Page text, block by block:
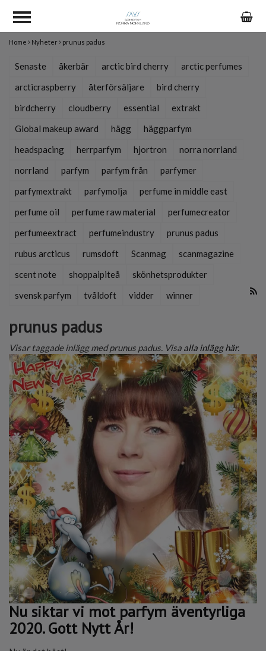
Home Nyheter prunus padus
Senaste åkerbär arctic bird cherry
arctic perfumes
arcticraspberry
återförsäljare
bird cherry
birdcherry
cloudberry essential
extrakt
Global makeup award
hägg
häggparfym
headspacing
herrparfym hjortron
norra norrland
norrland
parfym parfym från
parfymer
parfymextrakt
parfymolja
perfume in middle east
perfume oil
perfume raw material
perfumecreator
perfumeextract
perfumeindustry
prunus padus
rubus arcticus
rumsdoft Scanmag
scanmagazine
scent note
shoppaipiteå
skönhetsprodukter
svensk parfym
tvåldoft vidder winner
prunus padus
Visar taggade inlägg med prunus padus. Visa alla inlägg här.
Nu siktar vi mot parfym äventyrliga
2020. Gott Nytt År!